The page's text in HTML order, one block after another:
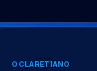
O CLARETIANO